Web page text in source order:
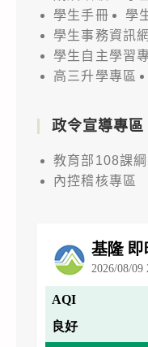
學生手冊
學
學生事務資訊網
學生自主學習
高三升學專區
政令宣導專區
教育部108課
內控稽核專區